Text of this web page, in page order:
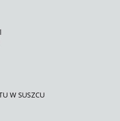
W SUSZCU